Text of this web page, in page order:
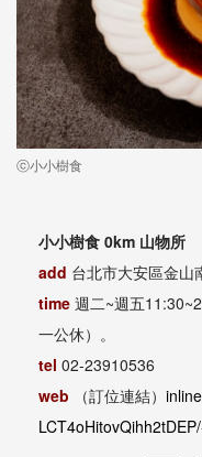
ⓒ小小樹食
小小樹食 0km 山物所
add 台北市大安區金山
time 週二~週五
一公休）。
tel 02-23910536
web
（訂位連結）